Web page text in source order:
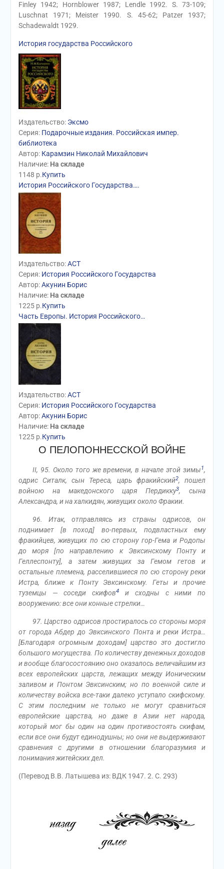
Finley 1942; Hornblower 1987; Lendle 1992. S. 73-109;
Luschnat 1971; Meister 1990. S. 45-62; Patzer 1937;
Schadewaldt 1929.
История государства Российского
Издательство: Эксмо
Серия: Подарочные издания. Российская импер.
библиотека
Автор: Карамзин Николай Михайлович
Наличие: На складе
1148 р.Купить
История Российского Государства….
Издательство:АСТ
Серия: История Российского Государства
Автор:Акунин Борис
Наличие: На складе
1225р.Купить
Часть Европы. История Российского…
Издательство:АСТ
Серия: История Российского Государства
Автор:Акунин Борис
Наличие: На складе
1225р.Купить
О ПЕЛОПОННЕССКОЙ ВОЙНЕ
II, 95. Около того же времени, в начале этой зимы1,
одрис Ситалк, сын Тереса, царь фракийский2, пошел
войною на македонского царя Пердикку3, сына
Александра, и на халкидян, живущих около Фракии.
96. Итак, отправляясь из страны одрисов, он
поднимает [в поход] во-первых, подвластных ему
фракийцев, живущих по сю сторону гор-Гема и Родопы
до моря [по направлению к Эвксинскому Понту и
Геллеспонту], а затем живущих за Гемом гетов и
остальные племена, расселившиеся по сю сторону реки
Истра, ближе к Понту Эвксинскому. Геты и прочие
туземцы — соседи скифов4
и сходны с ними по
вооружению: все они конные стрелки…
97. Царство одрисов простиралось со стороны моря
от города Абдер до Эвксинского Понта и реки Истра…
[Благодаря огромным доходам] царство это достигло
большого могущества. По количеству денежных доходов
и вообще благосостоянию оно оказалось величайшим из
всех европейских царств, лежащих между Ионическим
заливом и Понтом Эвксинским; но по военной силе и
количеству войска все-таки далеко уступало скифскому.
С этим последним не только не могут сравниться
европейские царства, но даже в Азии нет народа,
который мог бы один на один противостоять скифам,
если все они будут единодушны; но они не выдерживают
сравнения с другими в отношении благоразумия и
понимания житейских дел.
(Перевод В.В. Латышева из: ВДК 1947. 2. С. 293)